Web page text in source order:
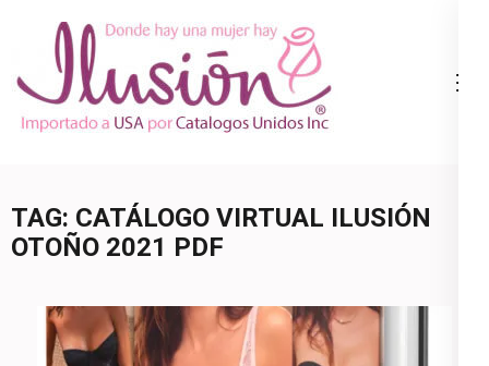
content
(Press
Ropa Interior
800.825.9452
TAG: CATÁLOGO VIRTUAL ILUSIÓN
OTOÑO 2021 PDF